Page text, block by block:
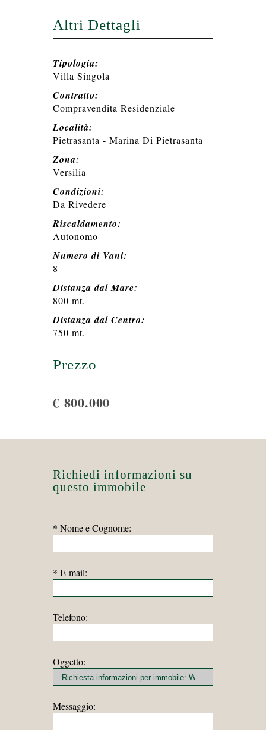
Altri Dettagli
Tipologia:
Villa Singola
Contratto:
Compravendita Residenziale
Località:
Pietrasanta - Marina Di Pietrasanta
Zona:
Versilia
Condizioni:
Da Rivedere
Riscaldamento:
Autonomo
Numero di Vani:
8
Distanza dal Mare:
800 mt.
Distanza dal Centro:
750 mt.
Prezzo
€ 800.000
Richiedi informazioni su
questo immobile
* Nome e Cognome:
* E-mail:
Telefono:
Oggetto:
Messaggio: